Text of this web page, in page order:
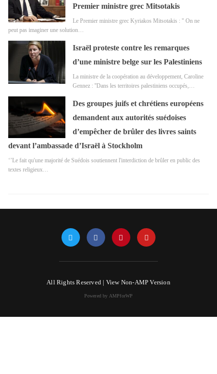
Premier ministre grec Mitsotakis
Le Premier ministre grec Kyriakos Mitsotakis : " On ne
peut pas imaginer une solution…
Israël proteste contre les remarques
d’une ministre belge sur les Palestiniens
La ministre de la coopération au développement, Caroline
Gennez : ''Dans les territoires palestiniens occupés,…
Des groupes juifs et chrétiens européens
demandent aux autorités suédoises
d’empêcher de brûler des livres saints
devant l’ambassade d’Israël à Stockholm
‘’Le fait qu'une majorité de Suédois soutiennent l'interdiction de brûler en public des
textes religieux…
All Rights Reserved | View Non-AMP Version
Powered by AMPforWP